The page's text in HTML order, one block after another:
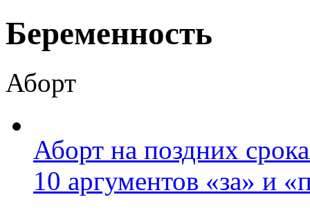
Беременность
Аборт
Аборт на поздних
10 аргументов «за» и